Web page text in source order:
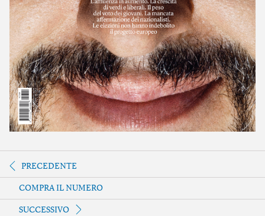
PRECEDENTE
COMPRA IL NUMERO
SUCCESSIVO